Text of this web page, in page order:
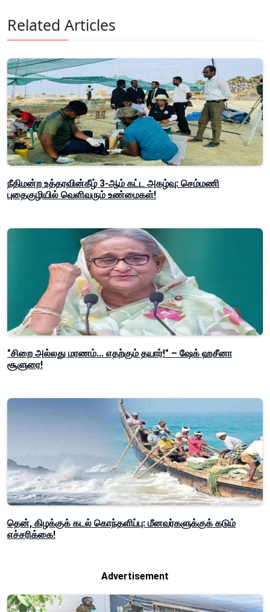
Related Articles
நீதிமன்ற உத்தரவின்கீழ் 3-ஆம் கட்ட அகழ்வு: செம்மணி
புதைகுழியில் வெளிவரும் உண்மைகள்!
"சிறை அல்லது மரணம்... எதற்கும் தயார்!" – ஷேக் ஹசீனா
சூளுரை!
தென், கிழக்குக் கடல் கொந்தளிப்பு: மீனவர்களுக்குக் கடும்
எச்சரிக்கை!
Advertisement